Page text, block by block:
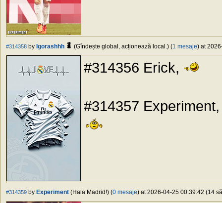
#314358 by Igorashhh (Gîndește global, acționează local.) (1 mesaje) at
#314356 Erick,
#314357
#314359 by Experiment (Hala Madrid!) (0 mesaje) at 2026-04-25 00:39:42 (14